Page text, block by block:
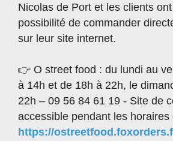
Nicolas de Port et les clients
possibilité de commander
sur leur site internet.
👉 O street food : du lundi au
à 14h et de 18h à 22h, le
22h – 09 56 84 61 19 - Site de
accessible pendant les horaires
https://